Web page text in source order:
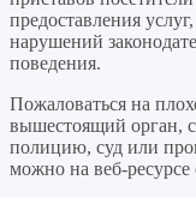
предоставления
нарушений
поведения.
Пожаловаться на
вышестоящий орган,
полицию, суд или
можно на веб-ресурсе